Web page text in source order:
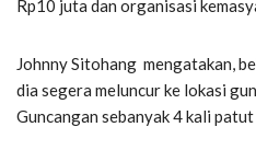
Rp10 juta dan organisasi
Johnny Sitohang mengatakan,
dia segera meluncur ke lokasi
Guncangan sebanyak 4 kali